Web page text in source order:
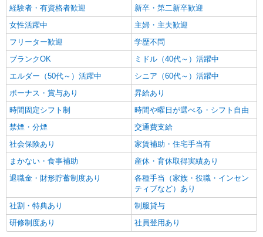
経験者・有資格者歓迎
新卒・第二新卒歓迎
女性活躍中
主婦・主夫歓迎
フリーター歓迎
学歴不問
ブランクOK
ミドル（40代～）活躍中
エルダー（50代～）活躍中
シニア（60代～）活躍中
ボーナス・賞与あり
昇給あり
時間固定シフト制
時間や曜日が選べる・シフト自由
禁煙・分煙
交通費支給
社会保険あり
家賃補助・住宅手当有
まかない・食事補助
産休・育休取得実績あり
退職金・財形貯蓄制度あり
各種手当（家族・役職・インセン
ティブなど）あり
社割・特典あり
制服貸与
研修制度あり
社員登用あり